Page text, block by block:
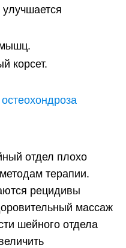
улучшается
корсет.
отдел плохо
терапии.
рецидивы
массаж
шейного отдела